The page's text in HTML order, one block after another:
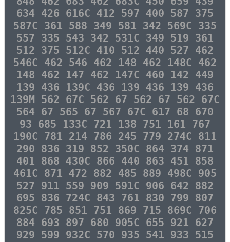
634 426 616C 412 597 400 587 375
587C 361 588 349 581 342 569C 335
557 335 543 342 531C 349 519 361
512 375 512C 410 512 440 527 462
546C 462 546 462 148 462 148C 462
148 462 147 462 147C 460 142 449
139 436 139C 436 139 436 139 436
139M 562 67C 562 67 562 67 562 67C
564 67 565 67 567 67C 617 68 670
93 685 133C 721 138 751 161 767
190C 781 214 786 245 779 274C 811
290 836 319 852 350C 864 374 871
401 868 430C 866 440 863 451 858
461C 871 472 882 485 889 498C 905
527 911 559 909 591C 906 642 882
695 836 724C 843 761 830 799 807
825C 785 851 751 869 715 869C 706
884 693 897 680 905C 655 921 627
929 599 932C 570 935 541 933 515